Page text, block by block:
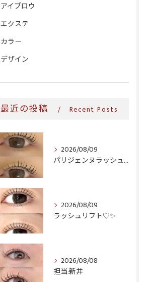
アイブロウ
エクステ
カラー
デザイン
最近の投稿 Recent Posts
2026/08/09
パリジェンヌラッシュリフト♪
2026/08/09
ラッシュリフト♡✨
2026/08/08
担当:新井